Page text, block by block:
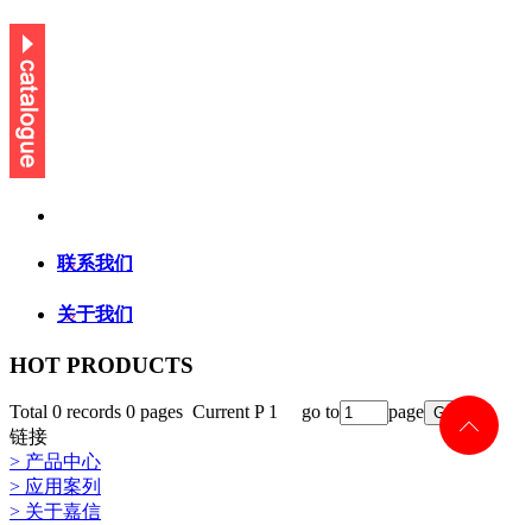
联系我们
关于我们
HOT PRODUCTS
Total 0 records 0 pages Current P 1 go to
page
链接
> 产品中心
> 应用案列
> 关于嘉信